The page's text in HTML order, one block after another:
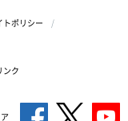
トポリシー
ンク